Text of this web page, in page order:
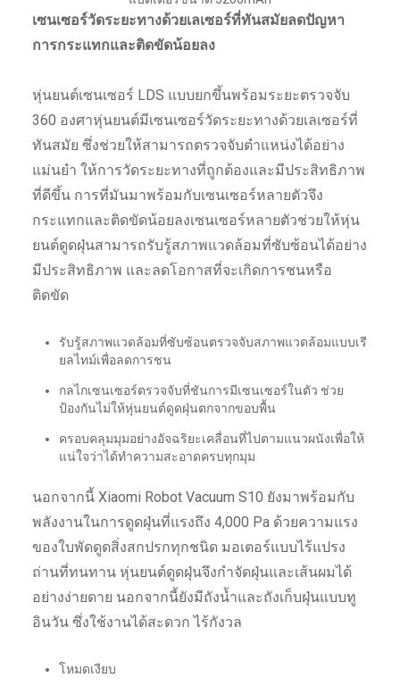
เซนเซอร์วัดระยะทางด้วยเลเซอร์ที่ทันสมัยลดปัญหา
การกระแทกและติดขัดน้อยลง
หุ่นยนต์เซนเซอร์ LDS แบบยกขึ้นพร้อมระยะตรวจจับ
360 องศาหุ่นยนต์มีเซนเซอร์วัดระยะทางด้วยเลเซอร์ที่
ทันสมัย ซึ่งช่วยให้สามารถตรวจจับตำแหน่งได้อย่าง
แม่นยำ ให้การวัดระยะทางที่ถูกต้องและมีประสิทธิภาพ
ที่ดีขึ้น การที่มันมาพร้อมกับเซนเซอร์หลายตัวจึง
กระแทกและติดขัดน้อยลงเซนเซอร์หลายตัวช่วยให้หุ่น
ยนต์ดูดฝุ่นสามารถรับรู้สภาพแวดล้อมที่ซับซ้อนได้อย่าง
มีประสิทธิภาพ และลดโอกาสที่จะเกิดการชนหรือ
ติดขัด
รับรู้สภาพแวดล้อมที่ซับซ้อนตรวจจับสภาพแวดล้อมแบบเรี
ยลไทม์เพื่อลดการชน
กลไกเซนเซอร์ตรวจจับที่ชันการมีเซนเซอร์ในตัว ช่วย
ป้องกันไม่ให้หุ่นยนต์ดูดฝุ่นตกจากขอบพื้น
ครอบคลุมมุมอย่างอัจฉริยะเคลื่อนที่ไปตามแนวผนังเพื่อให้
แน่ใจว่าได้ทำความสะอาดครบทุกมุม
นอกจากนี้ Xiaomi Robot Vacuum S10 ยังมาพร้อมกับ
พลังงานในการดูดฝุ่นที่แรงถึง 4,000 Pa ด้วยความแรง
ของใบพัดดูดสิ่งสกปรกทุกชนิด มอเตอร์แบบไร้แปรง
ถ่านที่ทนทาน หุ่นยนต์ดูดฝุ่นจึงกำจัดฝุ่นและเส้นผมได้
อย่างง่ายดาย นอกจากนี้ยังมีถังน้ำและถังเก็บฝุ่นแบบทู
อินวัน ซึ่งใช้งานได้สะดวก ไร้กังวล
โหมดเงียบ